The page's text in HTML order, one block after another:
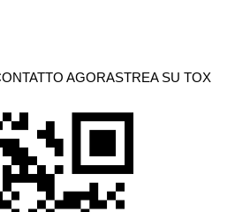
AGORASTREA SU TOX